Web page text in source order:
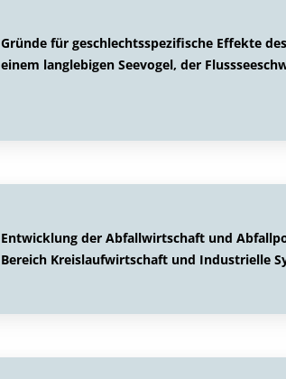
Gründe für geschlechtsspezifische Effekte
einem langlebigen Seevogel, der
Entwicklung der Abfallwirtschaft und
Bereich Kreislaufwirtschaft und Industrielle